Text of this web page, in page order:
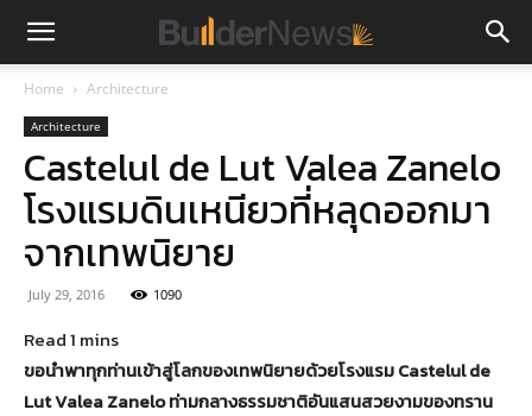
Home Architecture
Architecture
Castelul de Lut Valea Zanelo
โรงแรมดินเหนียวที่หลุดออกมา
จากเทพนิยาย
July 29, 2016 1090
ขอนำพาทุกท่านเข้าสู่โลกของเทพนิยายด้วยโรงแรม Castelul de
Lut Valea Zanelo ท่ามกลางธรรมชาติอันแสนสวยงามของทราน